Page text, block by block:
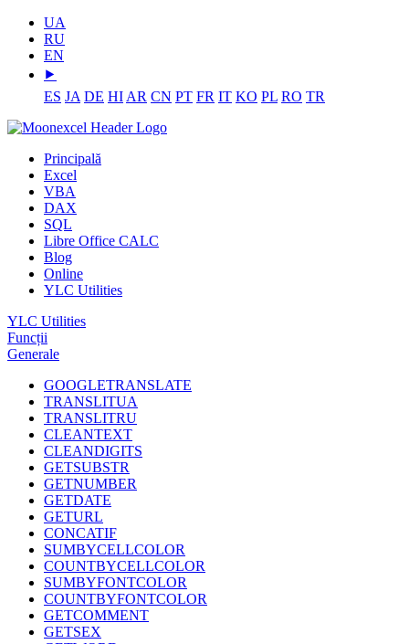
UA
RU
EN
⯈
ES JA DE HI AR CN PT FR IT KO PL RO TR
Principală
Excel
VBA
DAX
SQL
Libre Office CALC
Blog
Online
YLC Utilities
YLC Utilities
Funcții
Generale
GOOGLETRANSLATE
TRANSLITUA
TRANSLITRU
CLEANTEXT
CLEANDIGITS
GETSUBSTR
GETNUMBER
GETDATE
GETURL
CONCATIF
SUMBYCELLCOLOR
COUNTBYCELLCOLOR
SUMBYFONTCOLOR
COUNTBYFONTCOLOR
GETCOMMENT
GETSEX